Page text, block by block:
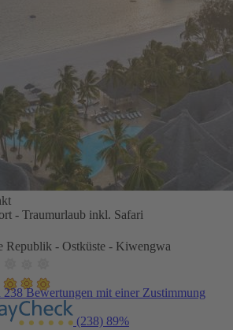
- Traumurlaub inkl. Safari
Republik - Ostküste - Kiwengwa
238 Bewertungen mit einer Zustimmung
(238) 89%